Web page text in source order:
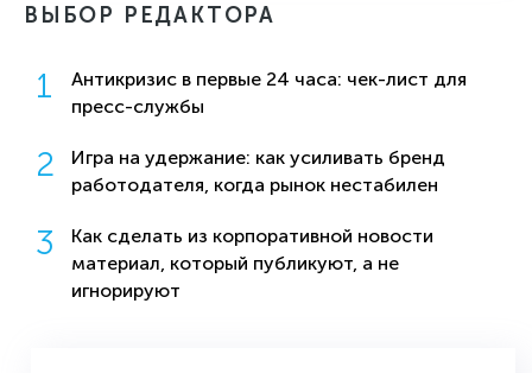
ВЫБОР РЕДАКТОРА
Антикризис в первые 24 часа: чек-лист для
пресс-службы
Игра на удержание: как усиливать бренд
работодателя, когда рынок нестабилен
Как сделать из корпоративной новости
материал, который публикуют, а не
игнорируют